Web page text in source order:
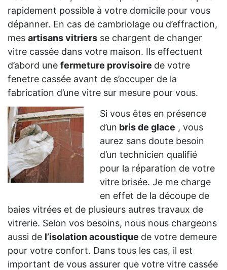
rapidement possible à votre domicile pour vous
dépanner. En cas de cambriolage ou d’effraction,
mes artisans vitriers se chargent de changer
vitre cassée dans votre maison. Ils effectuent
d’abord une fermeture provisoire de votre
fenetre cassée avant de s’occuper de la
fabrication d’une vitre sur mesure pour vous.
Si vous êtes en présence
d’un bris de glace , vous
aurez sans doute besoin
d’un technicien qualifié
pour la réparation de votre
vitre brisée. Je me charge
en effet de la découpe de
baies vitrées et de plusieurs autres travaux de
vitrerie. Selon vos besoins, nous nous chargeons
aussi de l’isolation acoustique de votre demeure
pour votre confort. Dans tous les cas, il est
important de vous assurer que votre vitre cassée